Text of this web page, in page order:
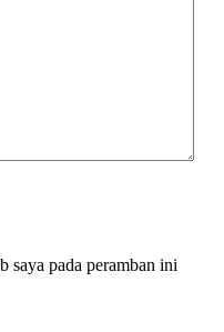
saya pada peramban ini